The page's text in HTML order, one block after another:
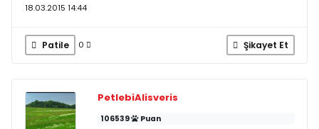
18.03.2015 14:44
Patile 0 Şikayet Et
PetlebiAlisveris
106539 Puan